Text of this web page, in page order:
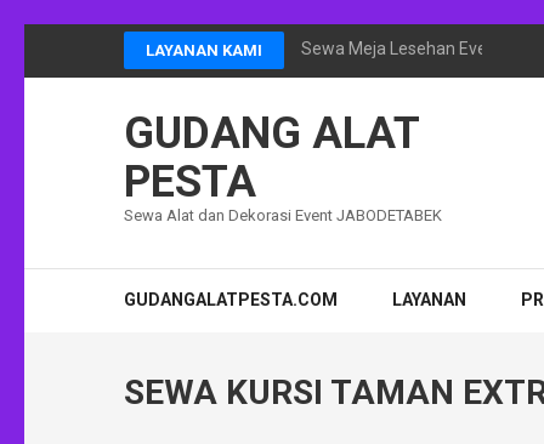
LAYANAN KAMI Sewa Meja Lesehan Event
GUDANG ALAT
PESTA
Sewa Alat dan Dekorasi Event JABODETABEK
GUDANGALATPESTA.COM LAYANAN
SEWA KURSI TAMAN